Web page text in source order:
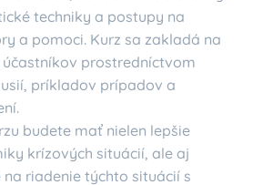
techniky a postupy na
a pomoci. Kurz sa zakladá na
prostredníctvom
príkladov prípadov a
budete mať nielen lepšie
krízových situácií, ale aj
riadenie týchto situácií s